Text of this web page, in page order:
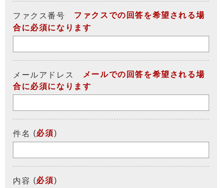
ファクス番号
ファクスでの回答を希望される場
合に必須になります
メールアドレス
メールでの回答を希望される場
合に必須になります
件名 (必須)
内容 (必須)